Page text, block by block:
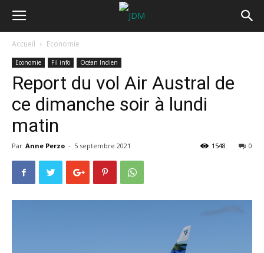
Accueil Economie
Economie Fil info Océan Indien
Report du vol Air Austral de
ce dimanche soir à lundi
matin
Par Anne Perzo - 5 septembre 2021 0
1548